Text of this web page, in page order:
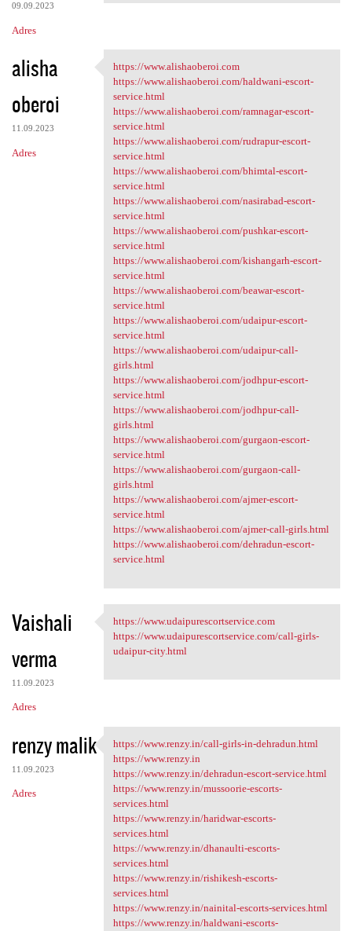
09.09.2023
Adres
alisha
oberoi
11.09.2023
Adres
https://www.alishaoberoi.com
https://www.alishaoberoi.com
https://www.alishaoberoi.com/haldwani-escort-
service.html
https://www.alishaoberoi.com/ramnagar-escort-
service.html
https://www.alishaoberoi.com/rudrapur-escort-
service.html
https://www.alishaoberoi.com/bhimtal-escort-
service.html
https://www.alishaoberoi.com/nasirabad-escort-
service.html
https://www.alishaoberoi.com/pushkar-escort-
service.html
https://www.alishaoberoi.com/kishangarh-escort-
service.html
https://www.alishaoberoi.com/beawar-escort-
service.html
https://www.alishaoberoi.com/udaipur-escort-
service.html
https://www.alishaoberoi.com/udaipur-call-
girls.html
https://www.alishaoberoi.com/jodhpur-escort-
service.html
https://www.alishaoberoi.com/jodhpur-call-
girls.html
https://www.alishaoberoi.com/gurgaon-escort-
service.html
https://www.alishaoberoi.com/gurgaon-call-
girls.html
https://www.alishaoberoi.com/ajmer-escort-
service.html
https://www.alishaoberoi.com/ajmer-call-girls.html
https://www.alishaoberoi.com/dehradun-escort-
service.html
Vaishali
verma
11.09.2023
Adres
https://www
https://www.udaipurescortservice.com
https://www.udaipurescortservice.com/call-girls-
udaipur-city.html
renzy malik
11.09.2023
Adres
https://www.renzy.in/call
https://www.renzy.in/call-girls-in-dehradun.html
https://www.renzy.in
https://www.renzy.in/dehradun-escort-service.html
https://www.renzy.in/mussoorie-escorts-
services.html
https://www.renzy.in/haridwar-escorts-
services.html
https://www.renzy.in/dhanaulti-escorts-
services.html
https://www.renzy.in/rishikesh-escorts-
services.html
https://www.renzy.in/nainital-escorts-services.html
https://www.renzy.in/haldwani-escorts-